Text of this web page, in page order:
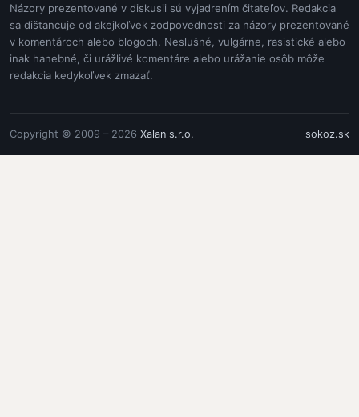
Názory prezentované v diskusii sú vyjadrením čitateľov. Redakcia
sa dištancuje od akejkoľvek zodpovednosti za názory prezentované
v komentároch alebo blogoch. Neslušné, vulgárne, rasistické alebo
inak hanebné, či urážlivé komentáre alebo urážanie osôb môže
redakcia kedykoľvek zmazať.
Copyright © 2009 – 2026 Xalan s.r.o. sokoz.sk